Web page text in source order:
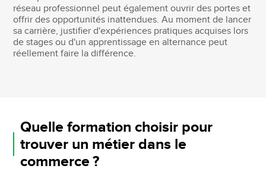
réseau professionnel peut également ouvrir des portes et
offrir des opportunités inattendues. Au moment de lancer
sa carrière, justifier d'expériences pratiques acquises lors
de stages ou d'un apprentissage en alternance peut
réellement faire la différence.
Quelle formation choisir pour
trouver un métier dans le
commerce ?